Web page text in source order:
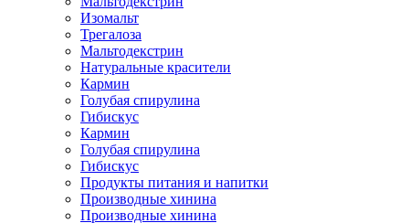
Изомальт
Трегалоза
Мальтодекстрин
Натуральные красители
Кармин
Голубая спирулина
Гибискус
Кармин
Голубая спирулина
Гибискус
Продукты питания и напитки
Производные хинина
Производные хинина